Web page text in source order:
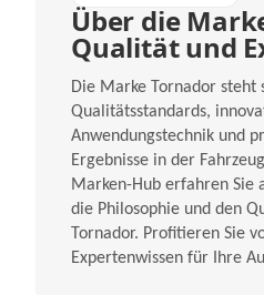
Über die
Qualität und
Die Marke Tornador steht
Qualitätsstandards,
Anwendungstechnik und
Ergebnisse in der
Marken-Hub erfahren Sie
die Philosophie und den
Tornador. Profitieren Sie
Expertenwissen für Ihre